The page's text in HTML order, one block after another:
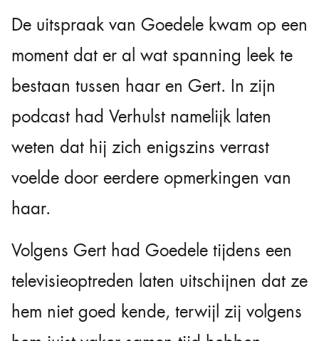
De uitspraak van Goedele kwam op een
moment dat er al wat spanning leek te
bestaan tussen haar en Gert. In zijn
podcast had Verhulst namelijk laten
weten dat hij zich enigszins verrast
voelde door eerdere opmerkingen van
haar.
Volgens Gert had Goedele tijdens een
televisieoptreden laten uitschijnen dat ze
hem niet goed kende, terwijl zij volgens